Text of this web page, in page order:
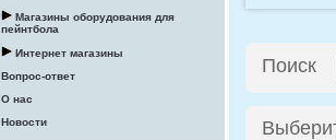
Магазины оборудования для
пейнтбола
Интернет магазины
Вопрос-ответ
О нас
Новости
Поиск